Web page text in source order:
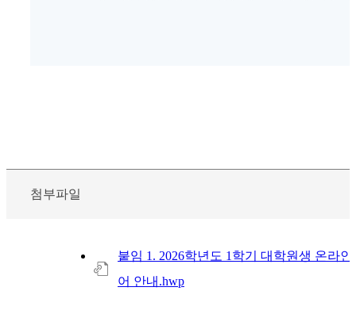
첨부파일
붙임 1. 2026학년도 1학기 대학원생 온라
어 안내.hwp